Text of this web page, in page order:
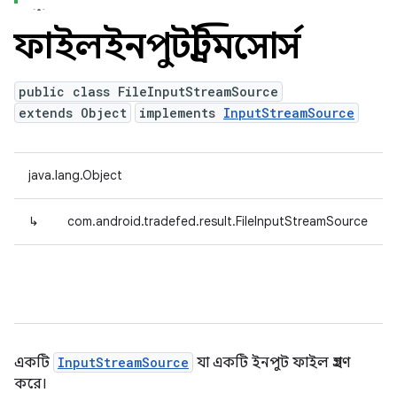
ফাইলইনপুটস্ট্রিমসোর্স
public class FileInputStreamSource
extends Object
implements InputStreamSource
java.lang.Object
↳ com.android.tradefed.result.FileInputStreamSource
একটি InputStreamSource যা একটি ইনপুট ফাইল গ্রহণ
করে।